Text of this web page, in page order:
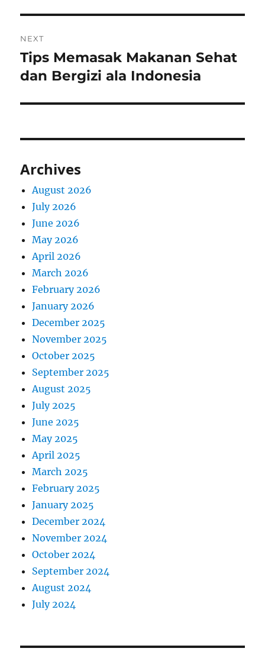
NEXT
Next
post:
Tips Memasak Makanan Sehat
dan Bergizi ala Indonesia
Archives
August 2026
July 2026
June 2026
May 2026
April 2026
March 2026
February 2026
January 2026
December 2025
November 2025
October 2025
September 2025
August 2025
July 2025
June 2025
May 2025
April 2025
March 2025
February 2025
January 2025
December 2024
November 2024
October 2024
September 2024
August 2024
July 2024